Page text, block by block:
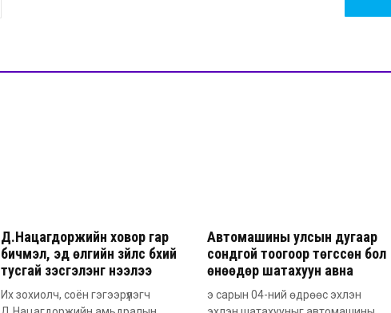
Д.Нацагдоржийн ховор гар
бичмэл, эд өлгийн зүйлс бүхий
тусгай үзэсгэлэнг нээлээ
Их зохиолч, соён гэгээрүүлэгч
Автомашины улсын дугаар
сондгой тоогоор төгссөн бол
өнөөдөр шатахуун авна
э сарын 04-ний өдрөөс эхлэн